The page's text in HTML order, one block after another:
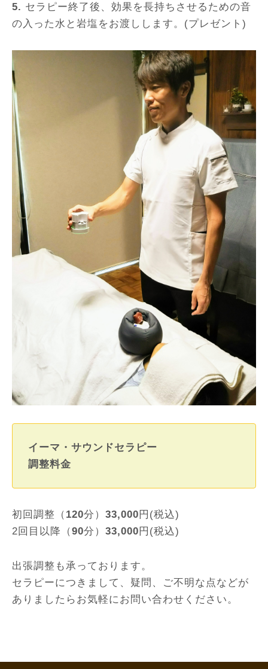
5. セラピー終了後、効果を長持ちさせるための音
の入った水と岩塩をお渡しします。(プレゼント)
イーマ・サウンドセラピー
調整料金
初回調整（ 120分） 33,000 円(税込)
2回目以降（90分） 33,000 円(税込)
出張調整も承っております。
セラピーにつきまして、疑問、ご不明な点などが
ありましたらお気軽にお問い合わせください。